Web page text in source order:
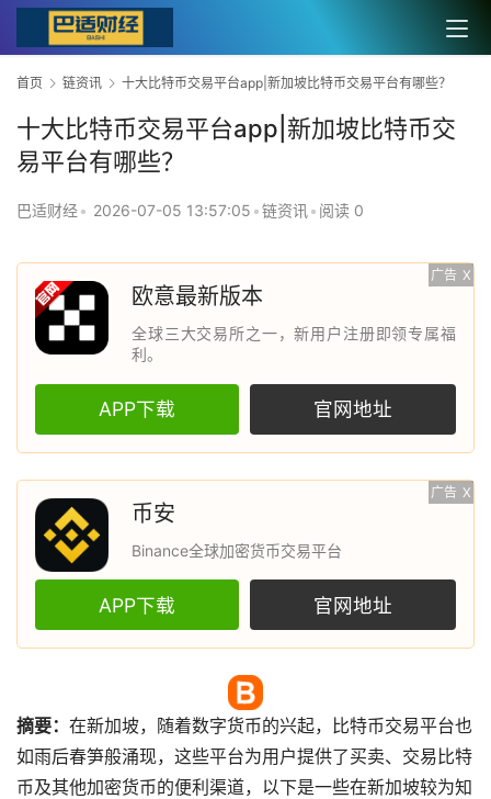
首页 链资讯 十大比特币交易平台app|新加坡比特币交易平台有哪些？
十大比特币交易平台app|新加坡比特币交
易平台有哪些？
巴适财经• 2026-07-05 13:57:05 •链资讯 • 阅读 0
广告 X
欧意最新版本
全球三大交易所之一，新用户注册即领专属福
利。
APP下载 官网地址
广告 X
币安
Binance全球加密货币交易平台
APP下载 官网地址
摘要： 在新加坡，随着数字货币的兴起， 比特币交易平台也
如雨后春笋般涌现，这些平台为用户提供了买卖、交易比特
币及其他加密货币的便利渠道，以下是一些在新加坡较为知